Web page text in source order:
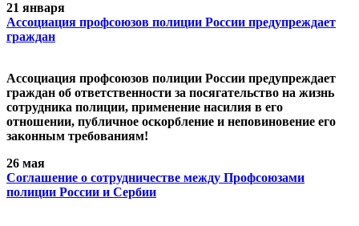
21 января
Ассоциация профсоюзов полиции России предупреждает
граждан
Ассоциация профсоюзов полиции России предупреждает
граждан об ответственности за посягательство на жизнь
сотрудника полиции, применение насилия в его
отношении, публичное оскорбление и неповиновение его
законным требованиям!
26 мая
Cоглашение о сотрудничестве между Профсоюзами
полиции России и Сербии